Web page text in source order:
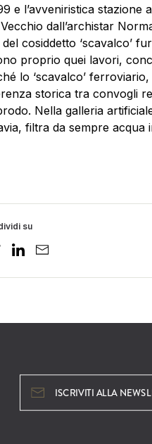
e l’avveniristica stazione
dall’archistar
cosiddetto ‘scavalco’
proprio quei lavori,
lo ‘scavalco’ ferroviario,
storica tra convogli
Nella galleria
filtra da sempre acqua
su
ISCRIVITI ALLA